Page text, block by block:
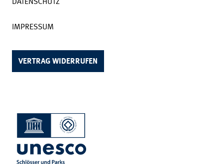
DATENSCHUTZ
IMPRESSUM
VERTRAG WIDERRUFEN